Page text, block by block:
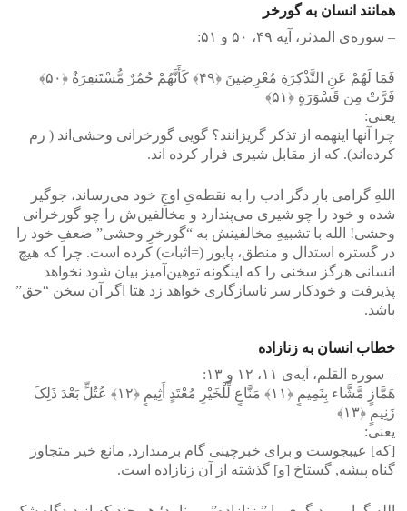
همانند انسان به گورخر
– سوره‌ی المدثر، آیه‌ ۴۹، ۵۰ و ۵۱:
فَمَا لَهُمْ عَنِ التَّذْکِرَةِ مُعْرِضِینَ ﴿۴۹﴾ کَأَنَّهُمْ حُمُرٌ مُّسْتَنفِرَةٌ ﴿۵۰﴾
فَرَّتْ مِن قَسْوَرَةٍ ﴿۵۱﴾
یعنی‌:
چرا آنها اینهمه از تذکر گریزانند؟ گویی گور‌خرانی وحشی‌اند ( رم
کرده‌اند). که از مقابل شیرى فرار کرده ‏اند.
اللهِ گرامی‌ بارِ دگر ادب را به نقطه‌یِ اوجِ خود می‌رساند، جوگیر
شده و خود را چو شیری می‌پندارد و مخالفین‌ش را چو گورخرانی
وحشی! الله با تشبیهِ مخالفینش به “گورخرِ وحشی” ضعفِ خود را
در گستره‌ استدال و منطق، پایور (=اثبات) کرده است. چرا که هیچ
انسانی‌ هرگز سخنی را که اینگونه توهین‌آمیز بیان شود نخواهد
پذیرفت و خودکار سر ناسازگاری خواهد زد هتا اگر آن سخن “حق”
باشد.
خطاب انسان به زنازاده
– سوره القلم، آیه‌ی ۱۱، ۱۲ و ۱۳:
هَمَّازٍ مَّشَّاء بِنَمِیمٍ ﴿۱۱﴾ مَنَّاعٍ لِّلْخَیْرِ مُعْتَدٍ أَثِیمٍ ﴿۱۲﴾ عُتُلٍّ بَعْدَ ذَلِکَ
زَنِیمٍ ﴿۱۳﴾
یعنی‌:
[که] عیبجوست و براى خبرچینى گام برمى‏دارد, مانع خیر متجاوز
گناه پیشه, گستاخ [و] گذشته از آن زنازاده است.